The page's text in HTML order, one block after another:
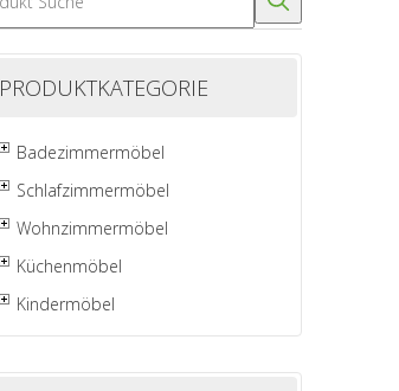
PRODUKTKATEGORIE
Badezimmermöbel
Schlafzimmermöbel
Wohnzimmermöbel
Küchenmöbel
Kindermöbel